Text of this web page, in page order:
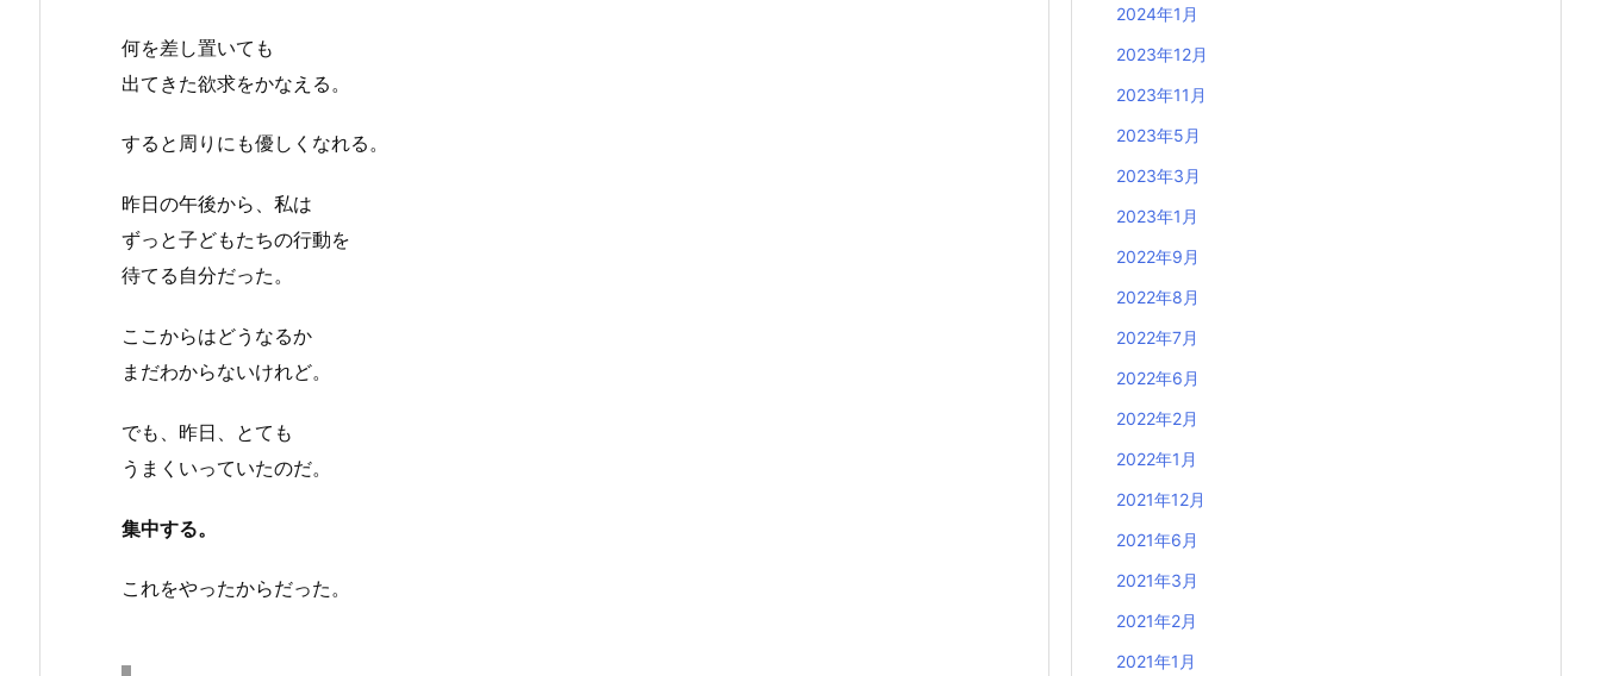
何を差し置いても
出てきた欲求をかなえる。
すると周りにも優しくなれる。
昨日の午後から、私は
ずっと子どもたちの行動を
待てる自分だった。
ここからはどうなるか
まだわからないけれど。
でも、昨日、とても
うまくいっていたのだ。
集中する。
これをやったからだった。
2024年1月
2023年12月
2023年11月
2023年5月
2023年3月
2023年1月
2022年9月
2022年8月
2022年7月
2022年6月
2022年2月
2022年1月
2021年12月
2021年6月
2021年3月
2021年2月
2021年1月